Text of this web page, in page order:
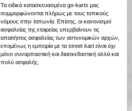
Τα ειδικά κατασκευασμένα go-karts μας
συμμορφώνονται πλήρως με τους τοπικούς
νόμους στην Ιαπωνία. Επίσης, οι κανονισμοί
ασφαλείας της εταιρείας υπερβαίνουν τις
απαιτήσεις ασφαλείας των αστυνομικών αρχών,
επομένως η εμπειρία με τα street kart είναι όχι
μόνο συναρπαστική και διασκεδαστική αλλά και
πολύ ασφαλής.